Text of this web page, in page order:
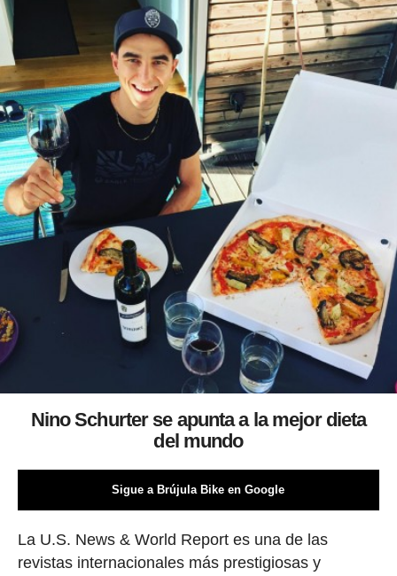
Nino Schurter se apunta a la mejor dieta
del mundo
Sigue a Brújula Bike en Google
La U.S. News & World Report es una de las
revistas internacionales más prestigiosas y